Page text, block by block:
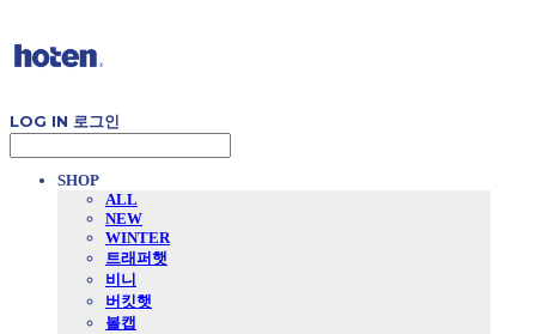
LOG IN 로그인
SHOP
ALL
NEW
WINTER
트래퍼햇
비니
버킷햇
볼캡